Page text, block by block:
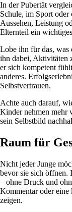
In der Pubertät
Schule, im Sport
Aussehen, Leistung
Elternteil ein
Lobe ihn für das, was
ihn dabei, Aktivitäten
er sich kompetent
anderes.
Selbstvertrauen.
Achte auch darauf,
Kinder nehmen mehr
sein Selbstbild
Raum für
Nicht jeder Junge
bevor sie sich öffnen.
– ohne Druck und
Kommentar oder eine
zeigen.